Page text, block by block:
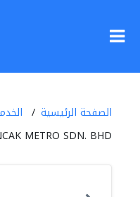
الصفحة الرئيسية
METRO SDN. BHD.